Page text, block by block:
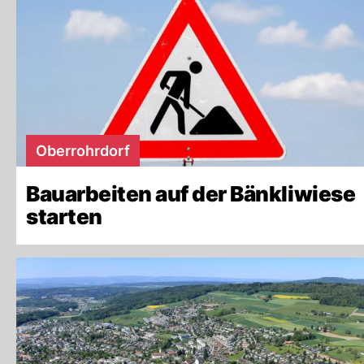
Oberrohrdorf
Bauarbeiten auf der Bänkliwiese
starten